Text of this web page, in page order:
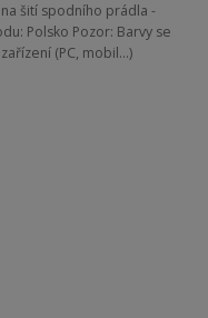
šití spodního prádla -
Polsko Pozor: Barvy se
(PC, mobil...)